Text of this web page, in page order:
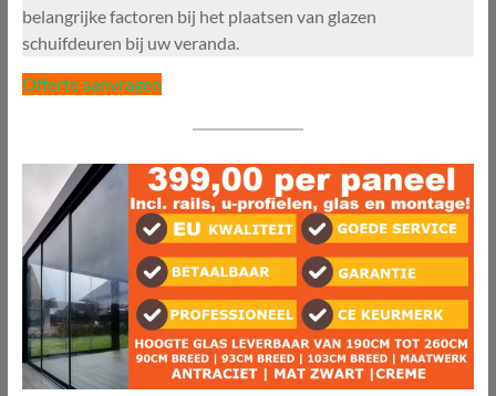
belangrijke factoren bij het plaatsen van glazen
schuifdeuren bij uw veranda.
Offerte aanvragen